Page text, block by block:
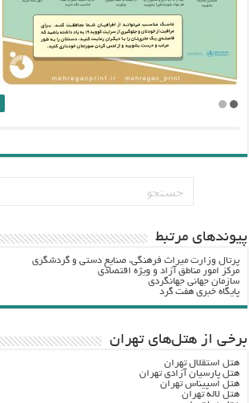
پيوندهاي مرتبط
پرتال وزارت ميراث فرهنگي، صنایع دستی و گردشگري
مرکز امور مناطق آزاد و ویژه اقتصادی
سازمان جهانی جهانگردی
پایگاه خبری هفت گرد
برخی از هتل‌های تهران
هتل استقلال تهران
هتل پارسیان آزادی تهران
هتل اسپیناس تهران
هتل لاله تهران